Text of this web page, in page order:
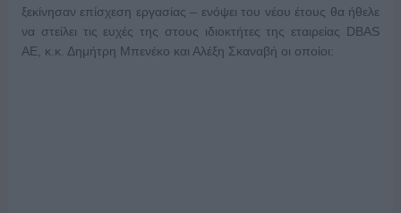
ξεκίνησαν επίσχεση εργασίας – ενόψει του νέου έτους θα ήθελε
να στείλει τις ευχές της στους ιδιοκτήτες της εταιρείας DBAS
ΑΕ, κ.κ. Δημήτρη Μπενέκο και Αλέξη Σκαναβή οι οποίοι: